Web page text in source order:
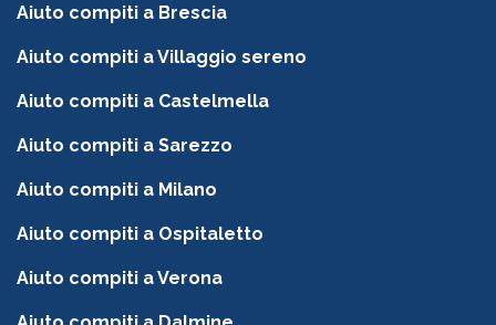
Aiuto compiti a Brescia
Aiuto compiti a Villaggio sereno
Aiuto compiti a Castelmella
Aiuto compiti a Sarezzo
Aiuto compiti a Milano
Aiuto compiti a Ospitaletto
Aiuto compiti a Verona